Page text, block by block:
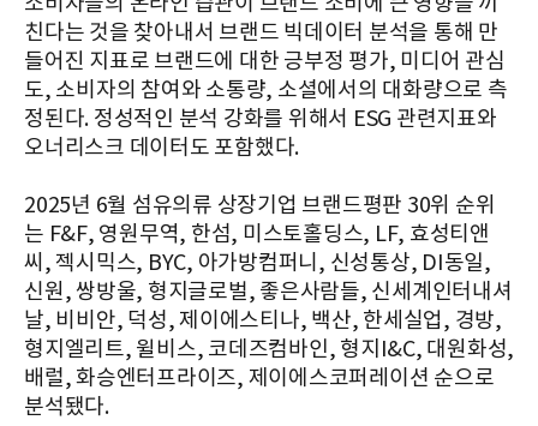
친다는 것을 찾아내서 브랜드 빅데이터 분석을 통해 만
들어진 지표로 브랜드에 대한 긍부정 평가, 미디어 관심
도, 소비자의 참여와 소통량, 소셜에서의 대화량으로 측
정된다. 정성적인 분석 강화를 위해서 ESG 관련지표와
오너리스크 데이터도 포함했다.
2025년 6월 섬유의류 상장기업 브랜드평판 30위 순위
는 F&F, 영원무역, 한섬, 미스토홀딩스, LF, 효성티앤
씨, 젝시믹스, BYC, 아가방컴퍼니, 신성통상, DI동일,
신원, 쌍방울, 형지글로벌, 좋은사람들, 신세계인터내셔
날, 비비안, 덕성, 제이에스티나, 백산, 한세실업, 경방,
형지엘리트, 윌비스, 코데즈컴바인, 형지I&C, 대원화성,
배럴, 화승엔터프라이즈, 제이에스코퍼레이션 순으로
분석됐다.